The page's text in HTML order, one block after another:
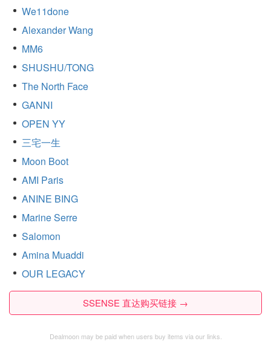
We11done
Alexander Wang
MM6
SHUSHU/TONG
The North Face
GANNI
OPEN YY
三宅一生
Moon Boot
AMI Paris
ANINE BING
Marine Serre
Salomon
Amina Muaddi
OUR LEGACY
SSENSE 直达购买链接 →
Dealmoon may be paid when users buy items via our links.